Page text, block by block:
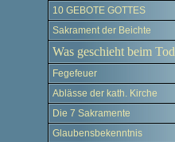
10 GEBOTE GOTTES
Sakrament der Beichte
Was geschieht beim Tod
Fegefeuer
Ablässe der kath. Kirche
Die 7 Sakramente
Glaubensbekenntnis